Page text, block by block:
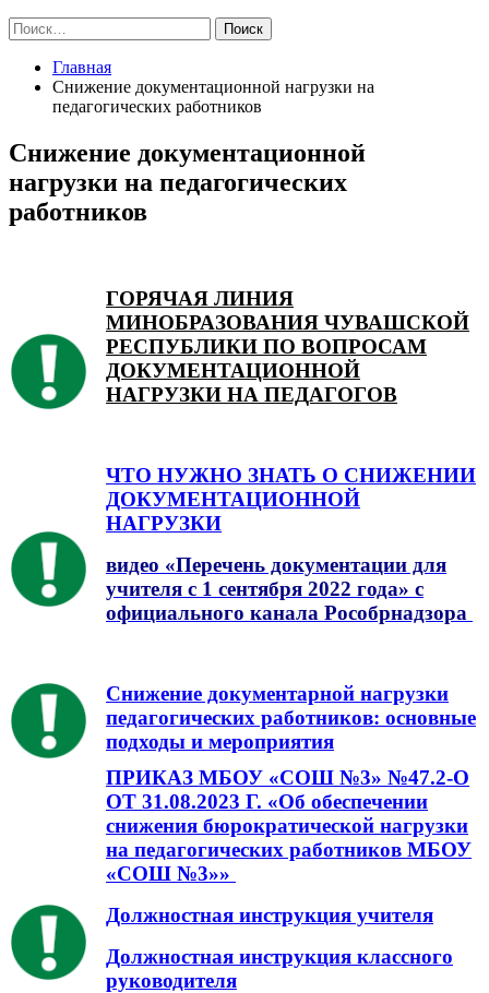
Найти:
Главная
Снижение документационной нагрузки на
педагогических работников
Снижение документационной
нагрузки на педагогических
работников
ГОРЯЧАЯ ЛИНИЯ
МИНОБРАЗОВАНИЯ ЧУВАШСКОЙ
РЕСПУБЛИКИ ПО ВОПРОСАМ
ДОКУМЕНТАЦИОННОЙ
НАГРУЗКИ НА ПЕДАГОГОВ
ЧТО НУЖНО ЗНАТЬ О СНИЖЕНИИ
ДОКУМЕНТАЦИОННОЙ
НАГРУЗКИ
видео «Перечень документации для
учителя с 1 сентября 2022 года» с
официального канала Рособрнадзора
Снижение документарной нагрузки
педагогических работников: основные
подходы и мероприятия
ПРИКАЗ МБОУ «СОШ №3» №47.2-О
ОТ 31.08.2023 Г. «Об обеспечении
снижения бюрократической нагрузки
на педагогических работников МБОУ
«СОШ №3»»
Должностная инструкция учителя
Должностная инструкция классного
руководителя